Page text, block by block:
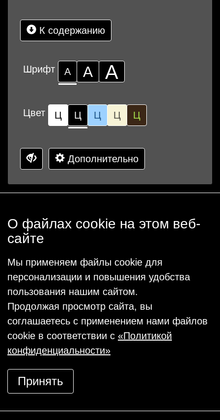
К содержанию
Шрифт А А А
Цвет Ц Ц Ц Ц Ц
Дополнительно
О файлах cookie на этом веб-
сайте
Мы применяем файлы cookie для
персонализации и повышения удобства
пользования нашим сайтом.
Продолжая просмотр сайта, вы
соглашаетесь с применением нами файлов
cookie в соответствии с «Политикой
конфиденциальности»
Принять